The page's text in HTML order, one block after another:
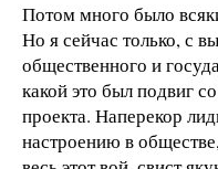
Потом много было
Но я сейчас только, с
общественного и
какой это был подвиг
проекта. Наперекор
настроению в